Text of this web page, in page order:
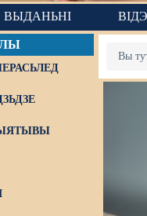
ВЫДАНЬНІ
Вы